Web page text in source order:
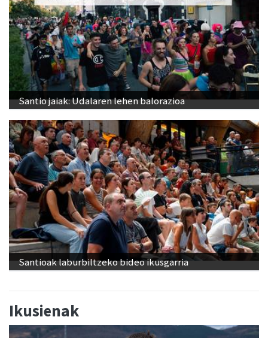
Santio jaiak: Udalaren lehen balorazioa
Santioak laburbiltzeko bideo ikusgarria
Ikusienak